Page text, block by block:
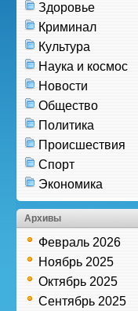
Здоровье
Криминал
Культура
Наука и космос
Новости
Общество
Политика
Происшествия
Спорт
Экономика
Архивы
Февраль 2026
Ноябрь 2025
Октябрь 2025
Сентябрь 2025